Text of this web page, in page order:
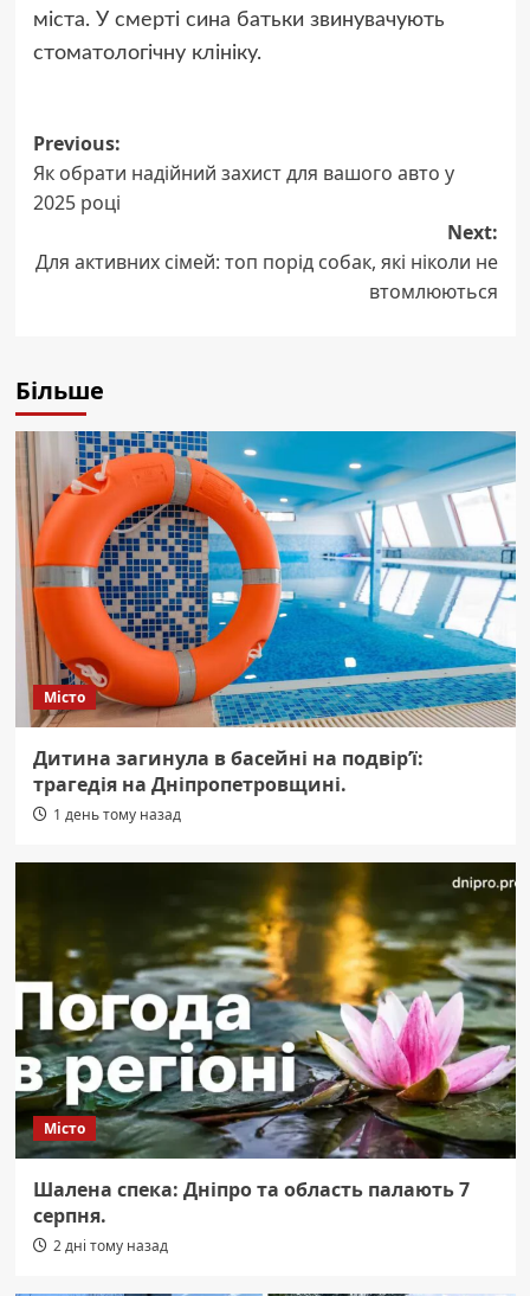
міста. У смерті сина батьки звинувачують
стоматологічну клініку.
Post
navigation
Previous:
Як обрати надійний захист для вашого авто у
2025 році
Next:
Для активних сімей: топ порід собак, які ніколи не
втомлюються
Більше
Місто
Дитина загинула в басейні на подвір’ї:
трагедія на Дніпропетровщині.
1 день тому назад
Місто
Шалена спека: Дніпро та область палають 7
серпня.
2 дні тому назад